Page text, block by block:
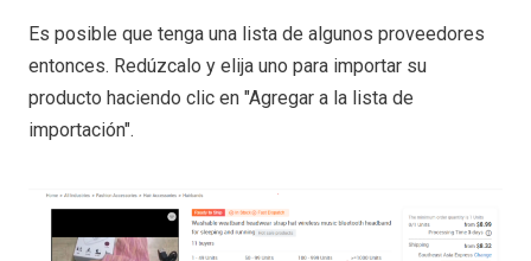
Es posible que tenga una lista de algunos proveedores
entonces. Redúzcalo y elija uno para importar su
producto haciendo clic en "Agregar a la lista de
importación".